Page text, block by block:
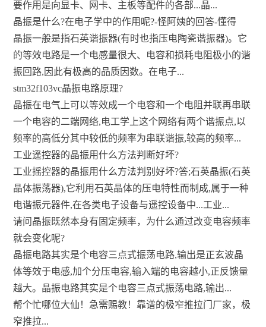
要作用是向显卡、网卡、主板等配件的各部...晶...
晶振是什么?在电子学中的作用呢?-怪阿姨的回答-懂得
晶振一般是指石英谐振器(有时也指压电陶瓷谐振器)。它
的等效电路是一个电感量很大、电容和损耗电阻极小的谐
振回路,因此有极高的品质因数。在电子...
stm32f103vc晶振电路原理?
晶振在电气上可以等效成一个电容和一个电阻并联再串联
一个电容的二端网络,电工学上这个网络有两个谐振点,以
频率的高低分其中较低的频率为串联谐振,较高的频率...
工业遥控器的晶振用什么方法判断好坏?
工业摇控器的晶振用什么方法判别好坏?答;石英晶振(石英
晶体振荡器),它利用石英晶体的压电特性而制成,属于一种
电谐振元器件,在各类电子设备与遥控设备中...工业...
请问晶振既然本身有固定频率，为什么通过改变电容频率
就会变化呢?
晶振电路其实是个电容三点式振荡电路,输出是正玄波晶
体等效于电感,加个分压电容,输入端的电容越小,正反馈量
越大。晶振电路其实是个电容三点式振荡电路,输出...
帮个忙哪位大仙！急需赐教！靠谱的极窄推拉门厂家，极
窄推拉...